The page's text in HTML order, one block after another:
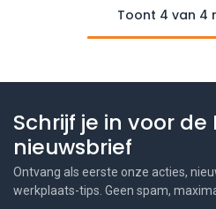
Toont 4 van 4
Schrijf je in voor
nieuwsbrief
Ontvang als eerste onze acties,
werkplaats-tips. Geen spam,